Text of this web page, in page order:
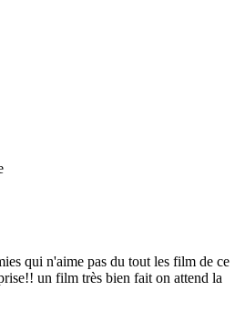
qui n'aime pas du tout les film de ce
un film très bien fait on attend la